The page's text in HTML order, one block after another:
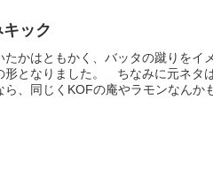
ック
かはともかく、バッタの蹴りをイ
形となりました。 ちなみに元ネタ
、同じくKOFの庵やラモンなんか